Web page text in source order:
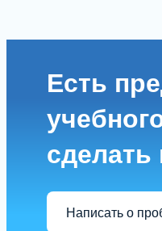
Есть
Написать о